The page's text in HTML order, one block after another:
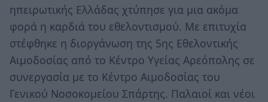
ηπειρωτικής Ελλάδας χτύπησε για μια ακόμα
φορά η καρδιά του εθελοντισμού. Με επιτυχία
στέφθηκε η διοργάνωση της 5ης Εθελοντικής
Αιμοδοσίας από το Κέντρο Υγείας Αρεόπολης σε
συνεργασία με το Κέντρο Αιμοδοσίας του
Γενικού Νοσοκομείου Σπάρτης. Παλαιοί και νέοι